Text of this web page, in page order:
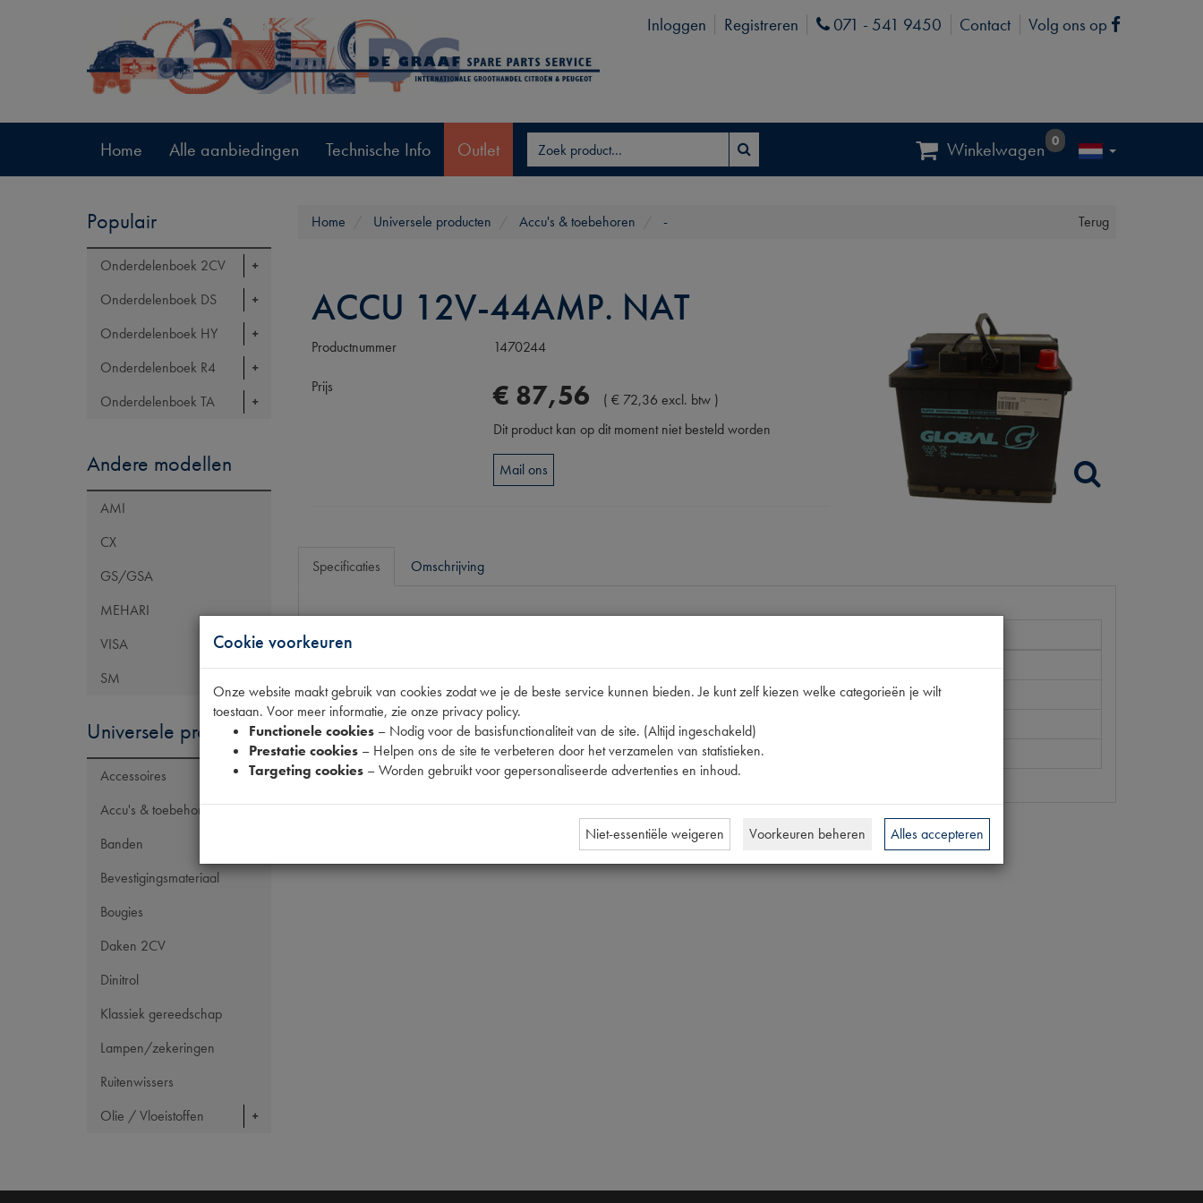
Inloggen Registreren Phone
071 - 541 9450 Contact Volg ons op Facebook
Home Alle aanbiedingen Technische Info Outlet Winkelwagen 0
Populair
Onderdelenboek 2CV
Onderdelenboek DS
Onderdelenboek HY
Onderdelenboek R4
Onderdelenboek TA
Andere modellen
AMI
CX
GS/GSA
MEHARI
VISA
SM
Universele producten
Accessoires
Accu's & toebehoren
Banden
Bevestigingsmateriaal
Bougies
Daken 2CV
Dinitrol
Klassiek gereedschap
Lampen/zekeringen
Ruitenwissers
Olie / Vloeistoffen
Terug
Home Universele producten Accu's & toebehoren -
ACCU 12V-44AMP. NAT
Productnummer 1470244
Prijs € 87,56 (€ 72,36 excl. btw )
Dit product kan op dit moment niet besteld worden
Mail ons
Specificaties Omschrijving
Model Citroën
2CV
OE Citroën
BNL5310034
OE Peugeot
5600KH
Codes
5600KH | BNL5310008 | BNL5310034 | DC03 | DP03 | GL 54459SMF
Cookie voorkeuren
Onze website maakt gebruik van cookies zodat we je de beste service kunnen bieden. Je kunt zelf kiezen welke categorieën je wilt
toestaan. Voor meer informatie, zie onze privacy policy.
Functionele cookies – Nodig voor de basisfunctionaliteit van de site. (Altijd ingeschakeld)
Prestatie cookies – Helpen ons de site te verbeteren door het verzamelen van statistieken.
Targeting cookies – Worden gebruikt voor gepersonaliseerde advertenties en inhoud.
Niet-essentiële weigeren Voorkeuren beheren Alles accepteren